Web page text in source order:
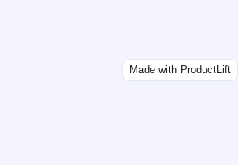
Made with ProductLift